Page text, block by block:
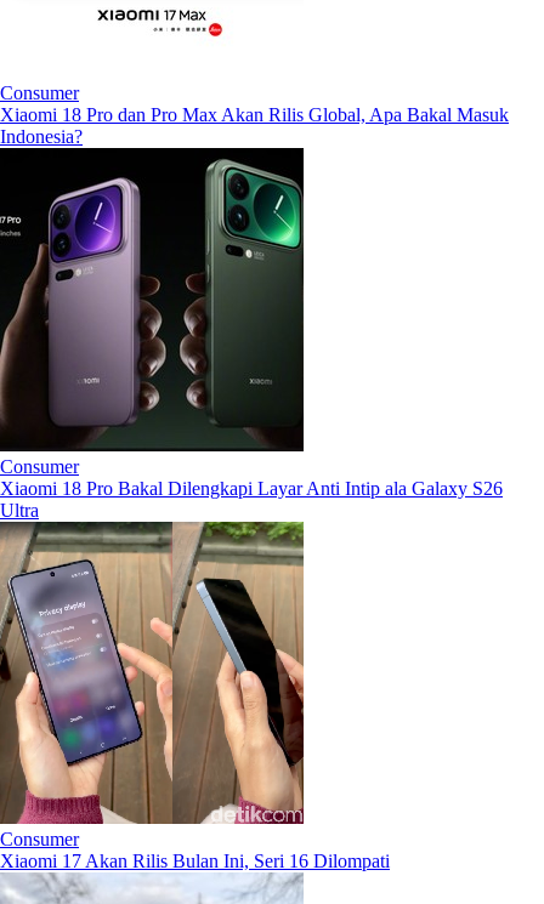
Consumer
Xiaomi 18 Pro dan Pro Max Akan Rilis Global, Apa Bakal Masuk
Indonesia?
Consumer
Xiaomi 18 Pro Bakal Dilengkapi Layar Anti Intip ala Galaxy S26
Ultra
Consumer
Xiaomi 17 Akan Rilis Bulan Ini, Seri 16 Dilompati